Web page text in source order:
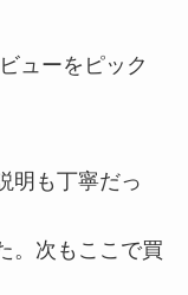
ューをピック
明も丁寧だっ
。次もここで買